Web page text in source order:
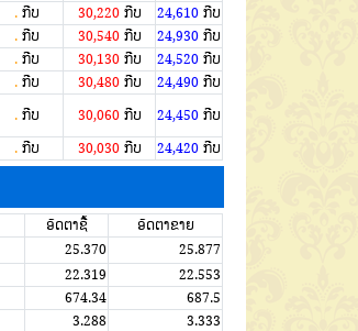
.ກີບ 30,220ກີບ 24,610 ກີບ
.ກີບ 30,540ກີບ 24,930 ກີບ
.ກີບ 30,130ກີບ 24,520 ກີບ
.ກີບ 30,480ກີບ 24,490 ກີບ
.ກີບ 30,060ກີບ 24,450 ກີບ
.ກີບ 30,030ກີບ 24,420 ກີບ
ອັດຕາຊື້
ອັດຕາຂາຍ
25.370
25.877
22.319
22.553
674.34
687.5
3.288 3.333